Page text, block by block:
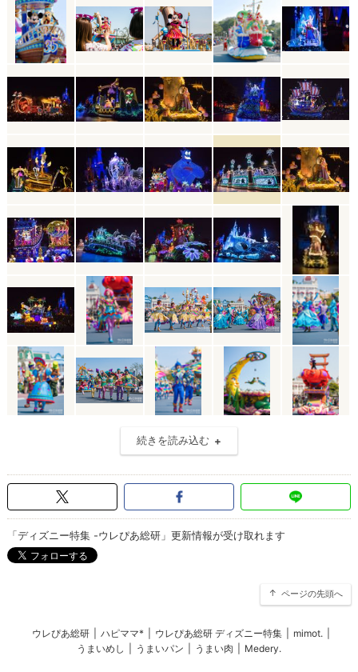
続きを読み込む
「ディズニー特集 -ウレぴあ総研」更新情報が受け取れます
ページの先頭へ
ウレぴあ総研 ハピママ* ウレぴあ総研 ディズニー特集 mimot.
うまいめし
うまいパン うまい肉 Medery.